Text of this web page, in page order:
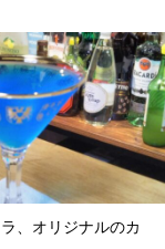
ラマラソン2026